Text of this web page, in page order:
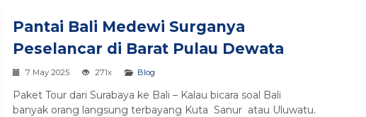
Pantai Bali Medewi Surganya
Peselancar di Barat Pulau Dewata
7 May 2025 271x Blog
Paket Tour dari Surabaya ke Bali – Kalau bicara soal Bali
banyak orang langsung terbayang Kuta Sanur atau Uluwatu.